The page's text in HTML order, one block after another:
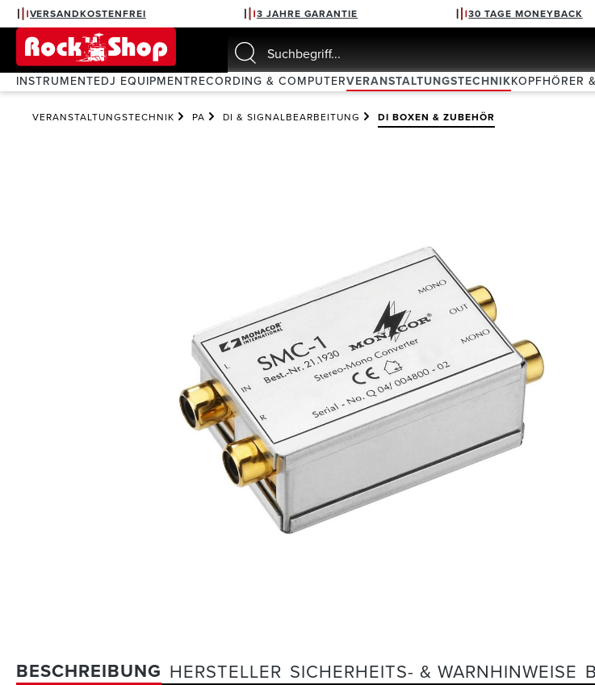
Zur Hauptnavigation springen
VERSANDKOSTENFREI 3 JAHRE GARANTIE 30 TAGE MONEYBACK
INSTRUMENTEDJ EQUIPMENTRECORDING & COMPUTERVERANSTALTUNGSTECHNIKKOPFHÖRER
VERANSTALTUNGSTECHNIK PA DI & SIGNALBEARBEITUNG DI BOXEN & ZUBEHÖR
BESCHREIBUNG HERSTELLER SICHERHEITS- & WARNHINWEISE